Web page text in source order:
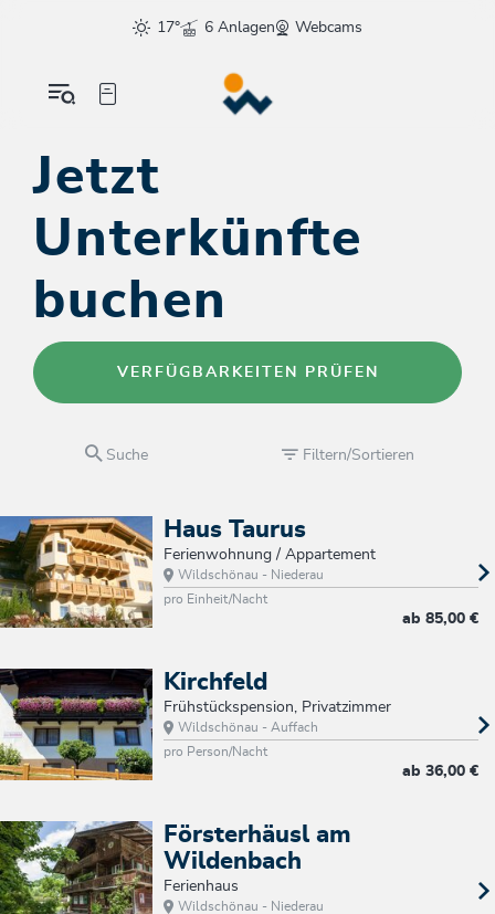
17° 6 Anlagen Webcams
Jetzt
Unterkünfte
buchen
VERFÜGBARKEITEN PRÜFEN
Suche Filtern/Sortieren
Haus Taurus
Ferienwohnung / Appartement
Wildschönau - Niederau
pro Einheit/Nacht
ab 85,00 €
Kirchfeld
Frühstückspension, Privatzimmer
Wildschönau - Auffach
pro Person/Nacht
ab 36,00 €
Försterhäusl am
Wildenbach
Ferienhaus
Wildschönau - Niederau